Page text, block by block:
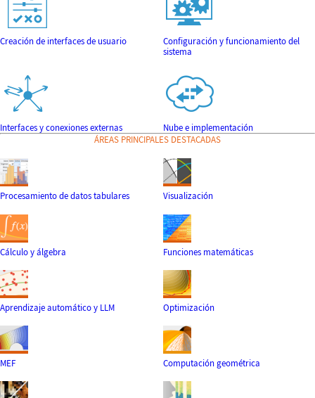
Creación de interfaces de usuario
Configuración y funcionamiento del
sistema
Interfaces y conexiones externas
Nube e implementación
ÁREAS PRINCIPALES DESTACADAS
Procesamiento de datos tabulares Visualización
Cálculo y álgebra Funciones matemáticas
Aprendizaje automático y LLM Optimización
MEF Computación geométrica